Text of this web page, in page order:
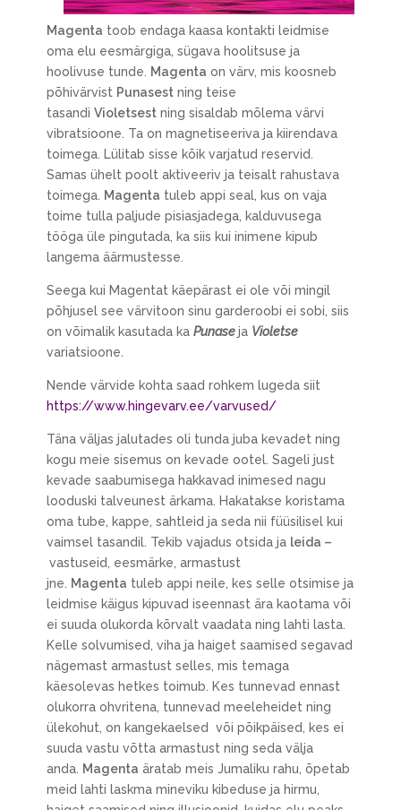
Magenta toob endaga kaasa kontakti leidmise
oma elu eesmärgiga, sügava hoolitsuse ja
hoolivuse tunde.
Magenta on värv, mis koosneb
põhivärvist Punasestning teise
tasandi Violetsestning sisaldab mõlema värvi
vibratsioone. Ta on magnetiseeriva ja kiirendava
toimega. Lülitab sisse kõik varjatud reservid.
Samas ühelt poolt aktiveeriv ja teisalt rahustava
toimega. Magenta tuleb appi seal, kus on vaja
toime tulla paljude pisiasjadega, kalduvusega
tööga üle pingutada, ka siis kui inimene kipub
langema äärmustesse.
Seega kui Magentat käepärast ei ole või mingil
põhjusel see värvitoon sinu garderoobi ei sobi, siis
on võimalik kasutada ka Punaseja Violetse
variatsioone.
Nende värvide kohta saad rohkem lugeda siit
https://www.hingevarv.ee/varvused/
Täna väljas jalutades oli tunda juba kevadet ning
kogu meie sisemus on kevade ootel. Sageli just
kevade saabumisega hakkavad inimesed nagu
looduski talveunest ärkama. Hakatakse koristama
oma tube, kappe, sahtleid ja seda nii füüsilisel kui
vaimsel tasandil. Tekib vajadus otsida ja leida –
vastuseid, eesmärke, armastust
jne.
Magenta tuleb appi neile, kes selle otsimise ja
leidmise käigus kipuvad iseennast ära kaotama või
ei suuda olukorda kõrvalt vaadata ning lahti lasta.
Kelle solvumised, viha ja haiget saamised segavad
nägemast armastust selles, mis temaga
käesolevas hetkes toimub. Kes tunnevad ennast
olukorra ohvritena, tunnevad meeleheidet ning
ülekohut, on kangekaelsed või põikpäised, kes ei
suuda vastu võtta armastust ning seda välja
anda. Magenta äratab meis Jumaliku rahu, õpetab
meid lahti laskma mineviku kibeduse ja hirmu,